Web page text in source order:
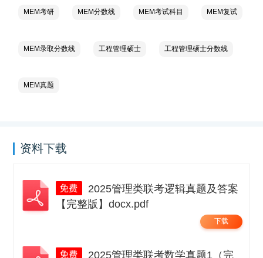
MEM考研 MEM分数线 MEM考试科目 MEM复试
MEM录取分数线 工程管理硕士 工程管理硕士分数线
MEM真题
资料下载
【完整版】docx.pdf
下载